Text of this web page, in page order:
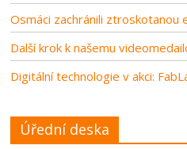
Osmáci zachránili ztroskotanou
Další krok k našemu
Digitální technologie v akci:
Úřední deska